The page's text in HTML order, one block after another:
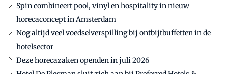
Spin combineert pool, vinyl en hospitality in nieuw
horecaconcept in Amsterdam
Nog altijd veel voedselverspilling bij ontbijtbuffetten in de
hotelsector
Deze horecazaken openden in juli 2026